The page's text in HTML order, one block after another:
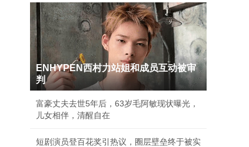
ENHYPEN西村力站姐和成员互动被审
判
富豪丈夫去世5年后，63岁毛阿敏现状曝光，
儿女相伴，清醒自在
短剧演员登百花奖引热议，圈层壁垒终于被实